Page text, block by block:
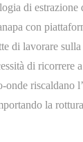
di estrazione
con
di lavorare
di ricorrere
riscaldano
la